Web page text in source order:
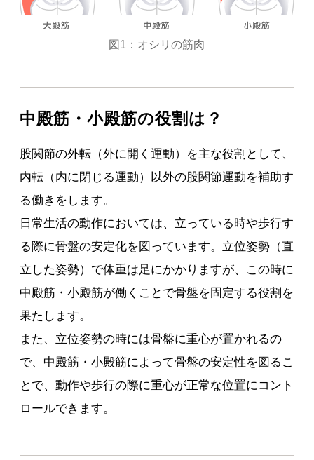
図1：オシリの筋肉
中殿筋・小殿筋の役割は？
股関節の外転（外に開く運動）を主な役割として、
内転（内に閉じる運動）以外の股関節運動を補助す
る働きをします。
日常生活の動作においては、立っている時や歩行す
る際に骨盤の安定化を図っています。立位姿勢（直
立した姿勢）で体重は足にかかりますが、この時に
中殿筋・小殿筋が働くことで骨盤を固定する役割を
果たします。
また、立位姿勢の時には骨盤に重心が置かれるの
で、中殿筋・小殿筋によって骨盤の安定性を図るこ
とで、動作や歩行の際に重心が正常な位置にコント
ロールできます。